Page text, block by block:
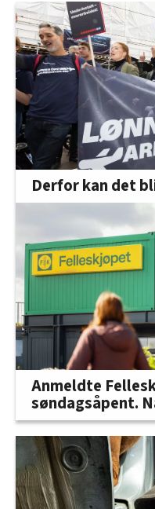
Derfor kan det
Anmeldte
søndagsåpent.